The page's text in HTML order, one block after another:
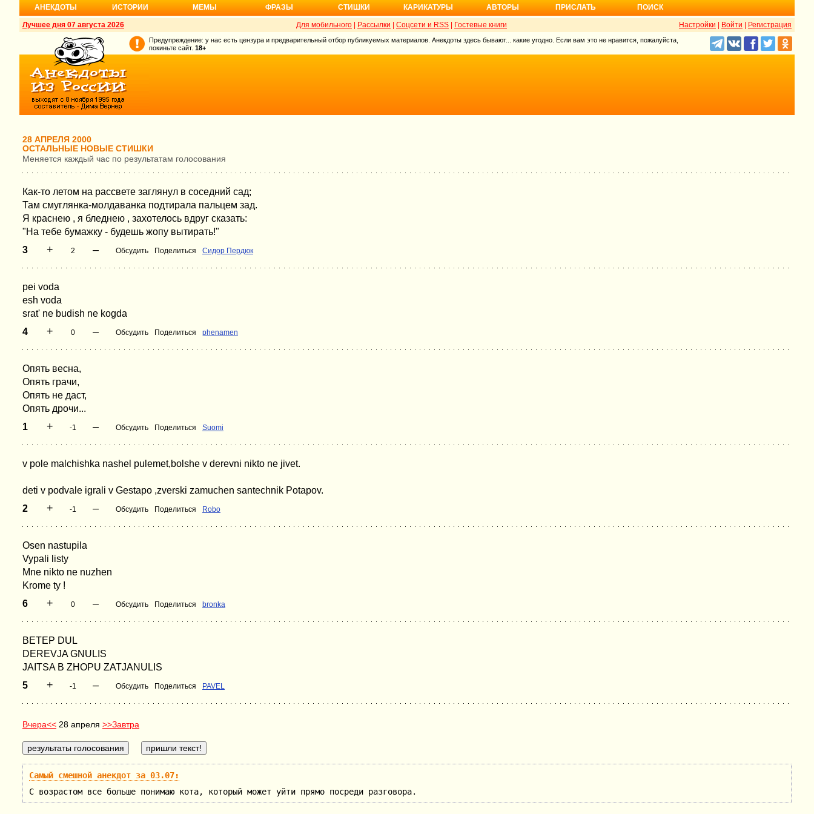
АНЕКДОТЫ ИСТОРИИ МЕМЫ ФРАЗЫ СТИШКИ КАРИКАТУРЫ АВТОРЫ ПРИСЛАТЬ ПОИСК
Лучшее дня 07 августа 2026 Настройки Войти Регистрация
Для мобильного Рассылки Соцсети и RSS Гостевые книги
Предупреждение: у нас есть цензура и предварительный отбор публикуемых материалов. Анекдоты здесь бывают... какие угодно. Если вам это не нравится, пожалуйста,
покиньте сайт. 18+
28 АПРЕЛЯ 2000
ОСТАЛЬНЫЕ НОВЫЕ СТИШКИ
Меняется каждый час по результатам голосования
Как-то летом на рассвете заглянул в соседний сад;
Там смуглянка-молдаванка подтирала пальцем зад.
Я краснею , я бледнею , захотелось вдруг сказать:
"На тебе бумажку - будешь жопу вытирать!"
3
+ 2 – Обсудить Поделиться Сидор Пердюк
pei voda
esh voda
srat' ne budish ne kogda
4
+ 0 – Обсудить Поделиться phenamen
Опять весна,
Опять грачи,
Опять не даст,
Опять дрочи...
1
+ -1 – Обсудить Поделиться Suomi
v pole malchishka nashel pulemet,bolshe v derevni nikto ne jivet.
deti v podvale igrali v Gestapo ,zverski zamuchen santechnik Potapov.
2
+ -1 – Обсудить Поделиться Robo
Osen nastupila
Vypali listy
Mne nikto ne nuzhen
Krome ty !
6
+ 0 – Обсудить Поделиться bronka
BETEP DUL
DEREVJA GNULIS
JAITSA B ZHOPU ZATJANULIS
5
+ -1 – Обсудить Поделиться PAVEL
Вчера<< 28 апреля >>Завтра
Самый смешной анекдот за 03.07:
С возрастом все больше понимаю кота, который может уйти прямо посреди разговора.